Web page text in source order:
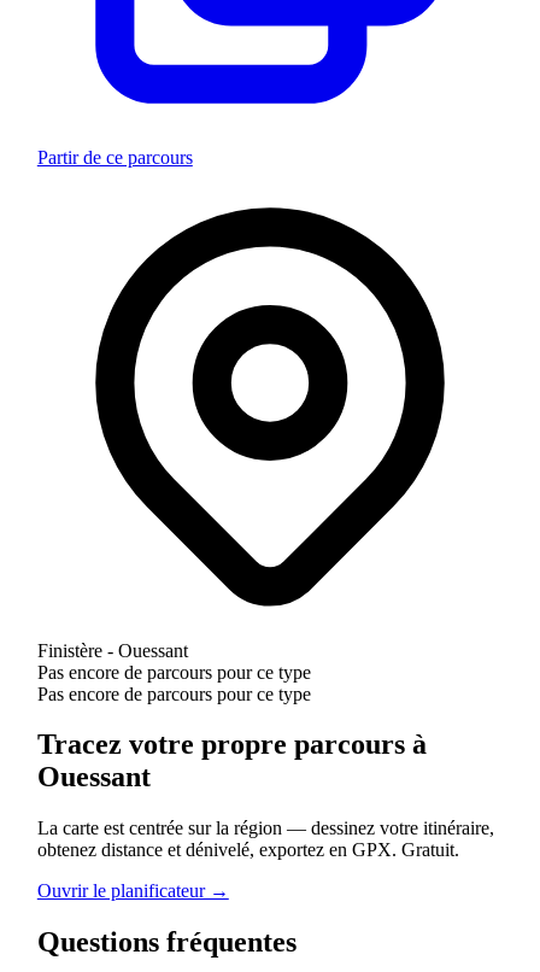
Partir de ce parcours
Finistère - Ouessant
Pas encore de parcours pour ce type
Pas encore de parcours pour ce type
Tracez votre propre parcours à
Ouessant
La carte est centrée sur la région — dessinez votre itinéraire,
obtenez distance et dénivelé, exportez en GPX. Gratuit.
Ouvrir le planificateur →
Questions fréquentes